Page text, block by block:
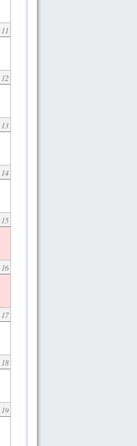
11
12
13
14
15
16
17
18
19